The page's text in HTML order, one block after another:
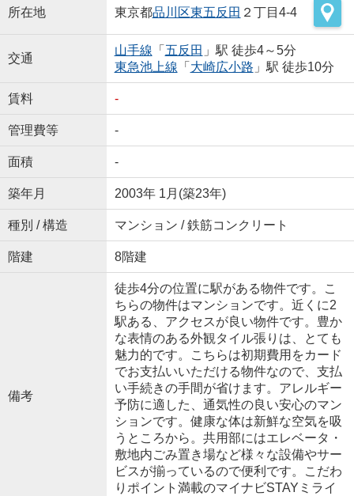
所在地 東京都品川区東五反田 ２丁目4-4
交通
山手線 「 五反田 」駅 徒歩4～5分
東急池上線 「 大崎広小路 」駅 徒歩10分
賃料 -
管理費等 -
面積 -
築年月 2003年 1月(築23年)
種別 / 構造 マンション / 鉄筋コンクリート
階建 8階建
備考
徒歩4分の位置に駅がある物件です。こ
ちらの物件はマンションです。近くに2
駅ある、アクセスが良い物件です。豊か
な表情のある外観タイル張りは、とても
魅力的です。こちらは初期費用をカード
でお支払いいただける物件なので、支払
い手続きの手間が省けます。アレルギー
予防に適した、通気性の良い安心のマン
ションです。健康な体は新鮮な空気を吸
うところから。共用部にはエレベータ・
敷地内ごみ置き場など様々な設備やサー
ビスが揃っているので便利です。こだわ
りポイント満載のマイナビSTAYミライ